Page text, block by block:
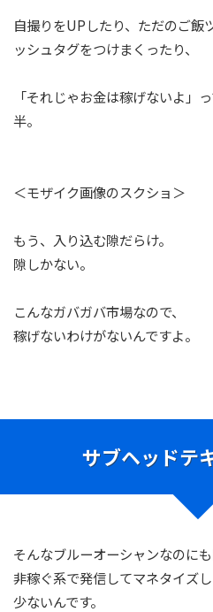
自撮りをUPしたり、ただのご飯
ッシュタグをつけまくったり、
「それじゃお金は稼げないよ」
半。
＜モザイク画像のスクショ ＞
もう、入り込む隙だらけ。
隙しかない。
こんなガバガバ市場なので、
稼げないわけがないんですよ。
サブヘッドテ
そんなブルーオーシャンなのにも
非稼ぐ系で発信してマネタイズ
少ないんです。